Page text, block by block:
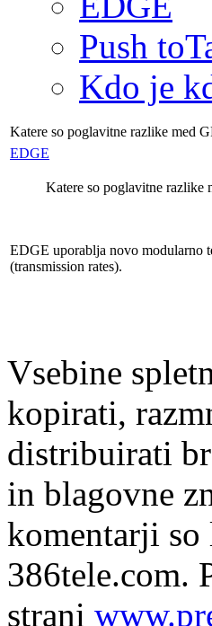
Push
Kdo je
Katere so poglavitne razlike med
EDGE
Katere so poglavitne razlike
EDGE uporablja novo modularno
(transmission rates).
Vsebine
kopirati,
distribuirati
in blagovne
komentarji
386tele.com.
strani